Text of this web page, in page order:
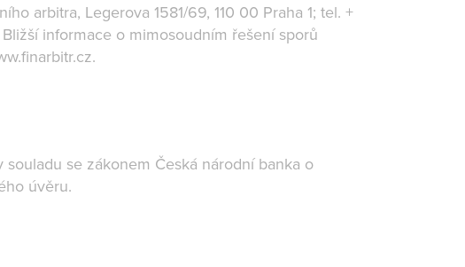
arbitra, Legerova 1581/69, 110 00 Praha 1; tel. +
informace o mimosoudním řešení sporů
se zákonem Česká národní banka o
úvěru.